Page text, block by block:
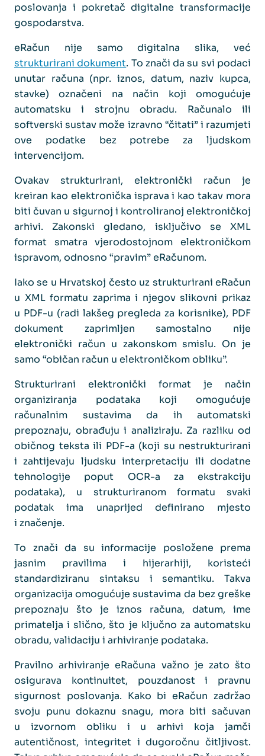
poslovanja i pokretač digitalne transformacije
gospodarstva.
eRačun nije samo digitalna slika, već
strukturirani dokument. To znači da su svi podaci
unutar računa (npr. iznos, datum, naziv kupca,
stavke) označeni na način koji omogućuje
automatsku i strojnu obradu. Računalo ili
softverski sustav može izravno “čitati” i razumjeti
ove podatke bez potrebe za ljudskom
intervencijom.
Ovakav strukturirani, elektronički račun je
kreiran kao elektronička isprava i kao takav mora
biti čuvan u sigurnoj i kontroliranoj elektroničkoj
arhivi. Zakonski gledano, isključivo se XML
format smatra vjerodostojnom elektroničkom
ispravom, odnosno “pravim” eRačunom.
Iako se u Hrvatskoj često uz strukturirani eRačun
u XML formatu zaprima i njegov slikovni prikaz
u PDF-u (radi lakšeg pregleda za korisnike), PDF
dokument zaprimljen samostalno nije
elektronički račun u zakonskom smislu. On je
samo “običan račun u elektroničkom obliku”.
Strukturirani elektronički format je način
organiziranja podataka koji omogućuje
računalnim sustavima da ih automatski
prepoznaju, obrađuju i analiziraju. Za razliku od
običnog teksta ili PDF-a (koji su nestrukturirani
i zahtijevaju ljudsku interpretaciju ili dodatne
tehnologije poput OCR-a za ekstrakciju
podataka), u strukturiranom formatu svaki
podatak ima unaprijed definirano mjesto
i značenje.
To znači da su informacije posložene prema
jasnim pravilima i hijerarhiji, koristeći
standardiziranu sintaksu i semantiku. Takva
organizacija omogućuje sustavima da bez greške
prepoznaju što je iznos računa, datum, ime
primatelja i slično, što je ključno za automatsku
obradu, validaciju i arhiviranje podataka.
Pravilno arhiviranje eRačuna važno je zato što
osigurava kontinuitet, pouzdanost i pravnu
sigurnost poslovanja. Kako bi eRačun zadržao
svoju punu dokaznu snagu, mora biti sačuvan
u izvornom obliku i u arhivi koja jamči
autentičnost, integritet i dugoročnu čitljivost.